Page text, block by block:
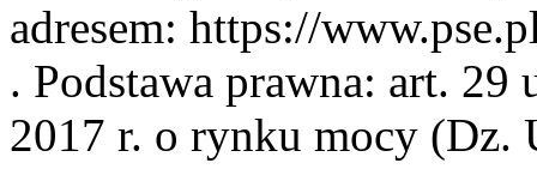
adresem: https://
. Podstawa prawna: art. 29
2017 r. o rynku mocy (Dz.